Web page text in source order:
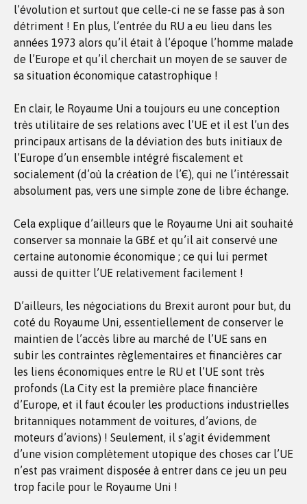
l’évolution et surtout que celle-ci ne se fasse pas à son
détriment ! En plus, l’entrée du RU a eu lieu dans les
années 1973 alors qu’il était à l’époque l’homme malade
de l’Europe et qu’il cherchait un moyen de se sauver de
sa situation économique catastrophique !
En clair, le Royaume Uni a toujours eu une conception
très utilitaire de ses relations avec l’UE et il est l’un des
principaux artisans de la déviation des buts initiaux de
l’Europe d’un ensemble intégré fiscalement et
socialement (d’où la création de l’€), qui ne l’intéressait
absolument pas, vers une simple zone de libre échange.
Cela explique d’ailleurs que le Royaume Uni ait souhaité
conserver sa monnaie la GB£ et qu’il ait conservé une
certaine autonomie économique ; ce qui lui permet
aussi de quitter l’UE relativement facilement !
D’ailleurs, les négociations du Brexit auront pour but, du
coté du Royaume Uni, essentiellement de conserver le
maintien de l’accès libre au marché de l’UE sans en
subir les contraintes règlementaires et financières car
les liens économiques entre le RU et l’UE sont très
profonds (La City est la première place financière
d’Europe, et il faut écouler les productions industrielles
britanniques notamment de voitures, d’avions, de
moteurs d’avions) ! Seulement, il s’agit évidemment
d’une vision complètement utopique des choses car l’UE
n’est pas vraiment disposée à entrer dans ce jeu un peu
trop facile pour le Royaume Uni !